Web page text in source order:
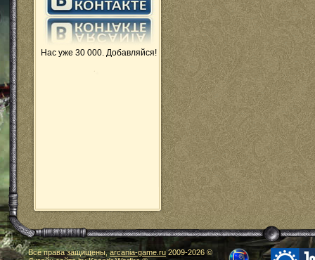
Нас уже 30 000. Добавляйся!
Все права защищены,arcania-game.ru2009-2026 ©